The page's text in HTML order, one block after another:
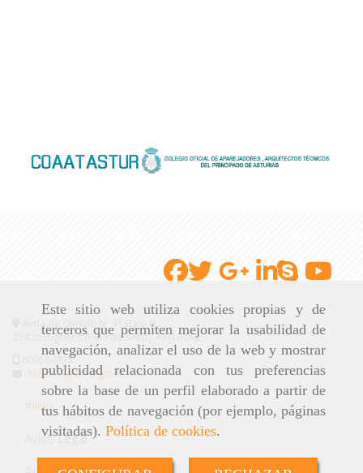
Este sitio web utiliza cookies propias y de
terceros que permiten mejorar la usabilidad de
navegación, analizar el uso de la web y mostrar
publicidad relacionada con tus preferencias
sobre la base de un perfil elaborado a partir de
tus hábitos de navegación (por ejemplo, páginas
visitadas). Política de cookies.
Avda de Oviedo Nº 41 Bajo B
33420 Lugones (Pola de Siero), ASTURIAS
609584935
dnaparejador@gmail.com
Inicio
Aviso Legal